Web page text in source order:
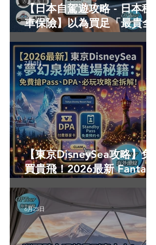
【日本自駕遊攻略 - 日本租
車保險】以為買足「最貴全
CDW與NOC分別＋5大即時
破保陷阱
【東京DisneySea攻略】免
買貴飛！2026最新 Fantasy
籍：免費搶Pass、DPA必玩
遊樂設施全拆解
7月8日
6月25日